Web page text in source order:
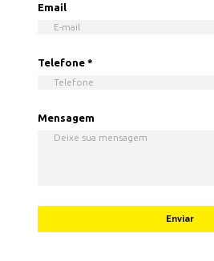
Email
Telefone *
Mensagem